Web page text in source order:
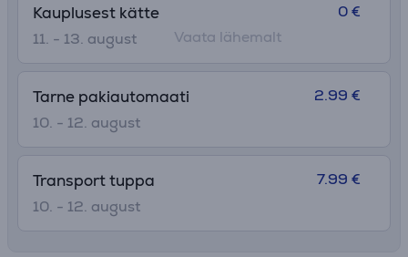
Kauplusest kätte
11. - 13. august
0 €
Vaata lähemalt
Tarne pakiautomaati
10. - 12. august
2.99 €
Transport tuppa
10. - 12. august
7.99 €